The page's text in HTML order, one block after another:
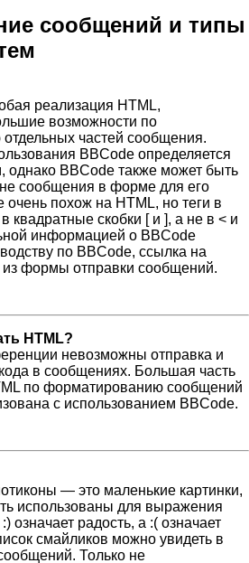
сообщений и типы
реализация HTML,
возможности по
частей сообщения.
BBCode определяется
однако BBCode также может быть
сообщения в форме для его
очень похож на HTML, но теги в
квадратные скобки [ и ], а не в < и
информацией о BBCode
по BBCode, ссылка на
из формы отправки сообщений.
HTML?
невозможны отправка и
в сообщениях. Большая часть
по форматированию сообщений
с использованием BBCode.
— это маленькие картинки,
использованы для выражения
означает радость, а :( означает
смайликов можно увидеть в
Только не